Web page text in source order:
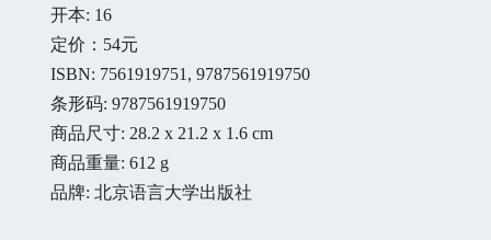
开本: 16
定价：54元
ISBN: 7561919751, 9787561919750
条形码: 9787561919750
商品尺寸: 28.2 x 21.2 x 1.6 cm
商品重量: 612 g
品牌: 北京语言大学出版社